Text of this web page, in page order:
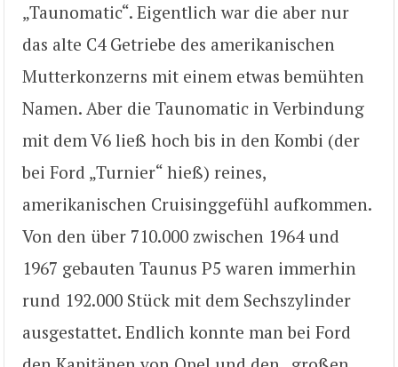
„Taunomatic“. Eigentlich war die aber nur
das alte C4 Getriebe des amerikanischen
Mutterkonzerns mit einem etwas bemühten
Namen. Aber die Taunomatic in Verbindung
mit dem V6 ließ hoch bis in den Kombi (der
bei Ford „Turnier“ hieß) reines,
amerikanischen Cruisinggefühl aufkommen.
Von den über 710.000 zwischen 1964 und
1967 gebauten Taunus P5 waren immerhin
rund 192.000 Stück mit dem Sechszylinder
ausgestattet. Endlich konnte man bei Ford